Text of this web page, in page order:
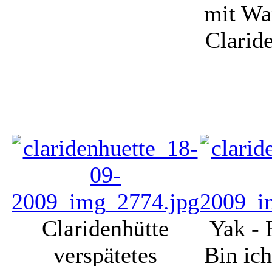
mit
Claridenhütte
verspätetes
Yak -
Bin